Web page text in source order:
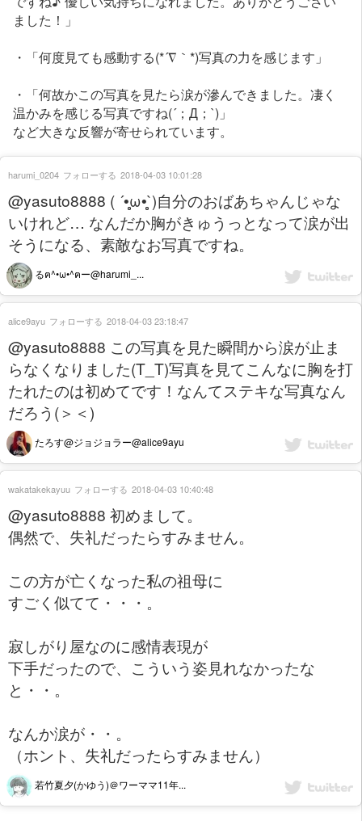
ました！」
・「何度見ても感動する(*´∇｀*)写真の力を感じます」
・「何故かこの写真を見たら涙が滲んできました。凄く
温かみを感じる写真ですね(´；Д；`)」
など大きな反響が寄せられています。
@yasuto8888 ( ´•̥̥̥ω•̥̥̥`)自分のおばあちゃんじゃな
いけれど… なんだか胸がきゅうっとなって涙が出
そうになる、素敵なお写真ですね。
るฅ^•ω•^ฅー@harumi_...
harumi_0204 フォローする 2018-04-03 10:01:28
@yasuto8888 この写真を見た瞬間から涙が止ま
らなくなりました(T_T)写真を見てこんなに胸を打
たれたのは初めてです！なんてステキな写真なん
だろう(＞＜)
たろす@ジョジョラー@alice9ayu
alice9ayu フォローする 2018-04-03 23:18:47
@yasuto8888 初めまして。
偶然で、失礼だったらすみません。
この方が亡くなった私の祖母に
すごく似てて・・・。
寂しがり屋なのに感情表現が
下手だったので、こういう姿見れなかったな
と・・。
なんか涙が・・。
（ホント、失礼だったらすみません）
若竹夏夕(かゆう)＠ワーママ11年...
wakatakekayuu フォローする 2018-04-03 10:40:48